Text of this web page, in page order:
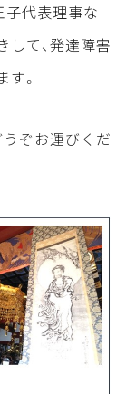
子代表理事な
て、発達障害
。
ぞお運びくだ